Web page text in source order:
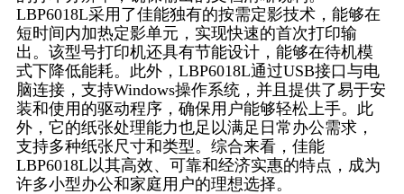
LBP6018L采用了佳能独有的按需定影技术，能够在
短时间内加热定影单元，实现快速的首次打印输
出。该型号打印机还具有节能设计，能够在待机模
式下降低能耗。此外，LBP6018L通过USB接口与电
脑连接，支持Windows操作系统，并且提供了易于安
装和使用的驱动程序，确保用户能够轻松上手。此
外，它的纸张处理能力也足以满足日常办公需求，
支持多种纸张尺寸和类型。综合来看，佳能
LBP6018L以其高效、可靠和经济实惠的特点，成为
许多小型办公和家庭用户的理想选择。